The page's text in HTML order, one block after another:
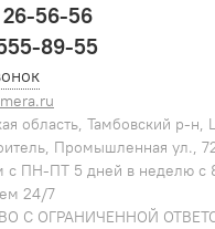
26-56-56
89-55
область, Тамбовский р-н,
Промышленная ул.,
с ПН-ПТ 5 дней в неделю с
24/7
С ОГРАНИЧЕННОЙ